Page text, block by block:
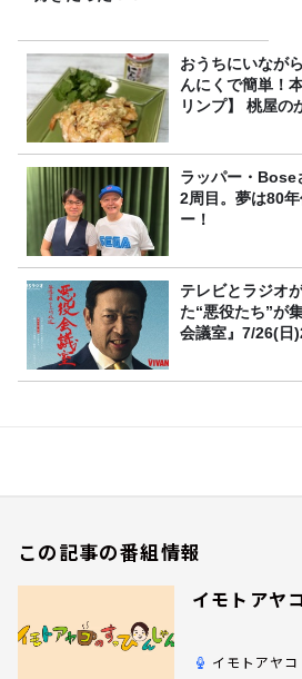
おうちにいなが
んにくで簡単！
リンプ】 桃屋の
ラッパー・Bose
2周目。夢は80
ー！
テレビとラジオ
た“悪役たち”が
会議室』7/26(日
この記事の番組情報
イモトアヤ
イモトアヤコ